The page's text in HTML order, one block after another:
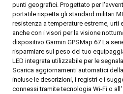
punti geografici. Progettato per
portatile rispetta gli standard militari
resistenza a temperature estreme, urti
anche con i visori per la visione
dispositivo Garmin GPSMap 67 La
risparmiare sul peso del tuo
LED integrata utilizzabile per le
Scarica aggiornamenti automatici
incluse le descrizioni, i registri e i
connessi tramite tecnologia Wi-Fi o